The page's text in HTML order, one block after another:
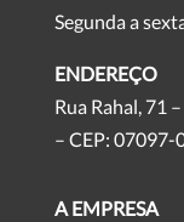
Segunda a
ENDEREÇO
Rua Rahal, 71
– CEP: 07097-
A EMPRESA